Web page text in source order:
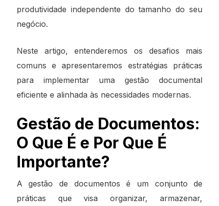
produtividade independente do tamanho do seu
negócio.
Neste artigo, entenderemos os desafios mais
comuns e apresentaremos estratégias práticas
para implementar uma gestão documental
eficiente e alinhada às necessidades modernas.
Gestão de Documentos:
O Que É e Por Que É
Importante?
A gestão de documentos é um conjunto de
práticas que visa organizar, armazenar,